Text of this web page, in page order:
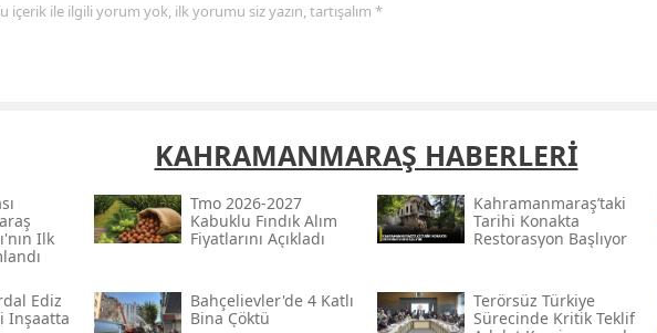
Osmaniye
içerik ile ilgili yorum yok, ilk yorumu siz yazın, tartışalım *
KAHRAMANMARAŞ HABERLERİ
Ilk
Tmo 2026-2027
Kabuklu Fındık Alım
Fiyatlarını Açıkladı
Kahramanmaraş’taki
Tarihi Konakta
Restorasyon Başlıyor
Ediz
Inşaatta
Bahçelievler'de 4 Katlı
Bina Çöktü
Terörsüz Türkiye
Sürecinde Kritik Teklif